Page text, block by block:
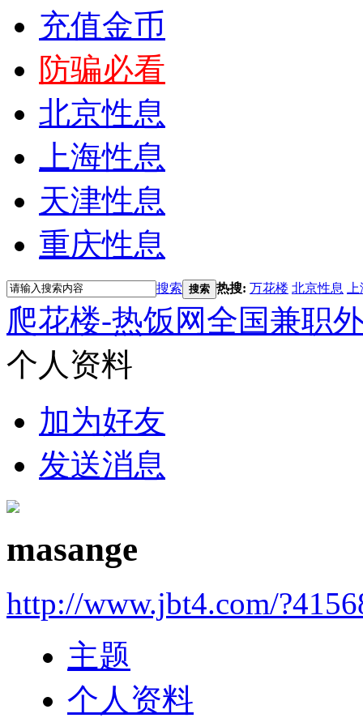
充值金币
防骗必看
北京性息
上海性息
天津性息
重庆性息
搜索 搜索 热搜: 万花楼 北京性息
爬花楼-热饭网全国兼职
个人资料
加为好友
发送消息
masange
http://www.jbt4.com/
主题
个人资料